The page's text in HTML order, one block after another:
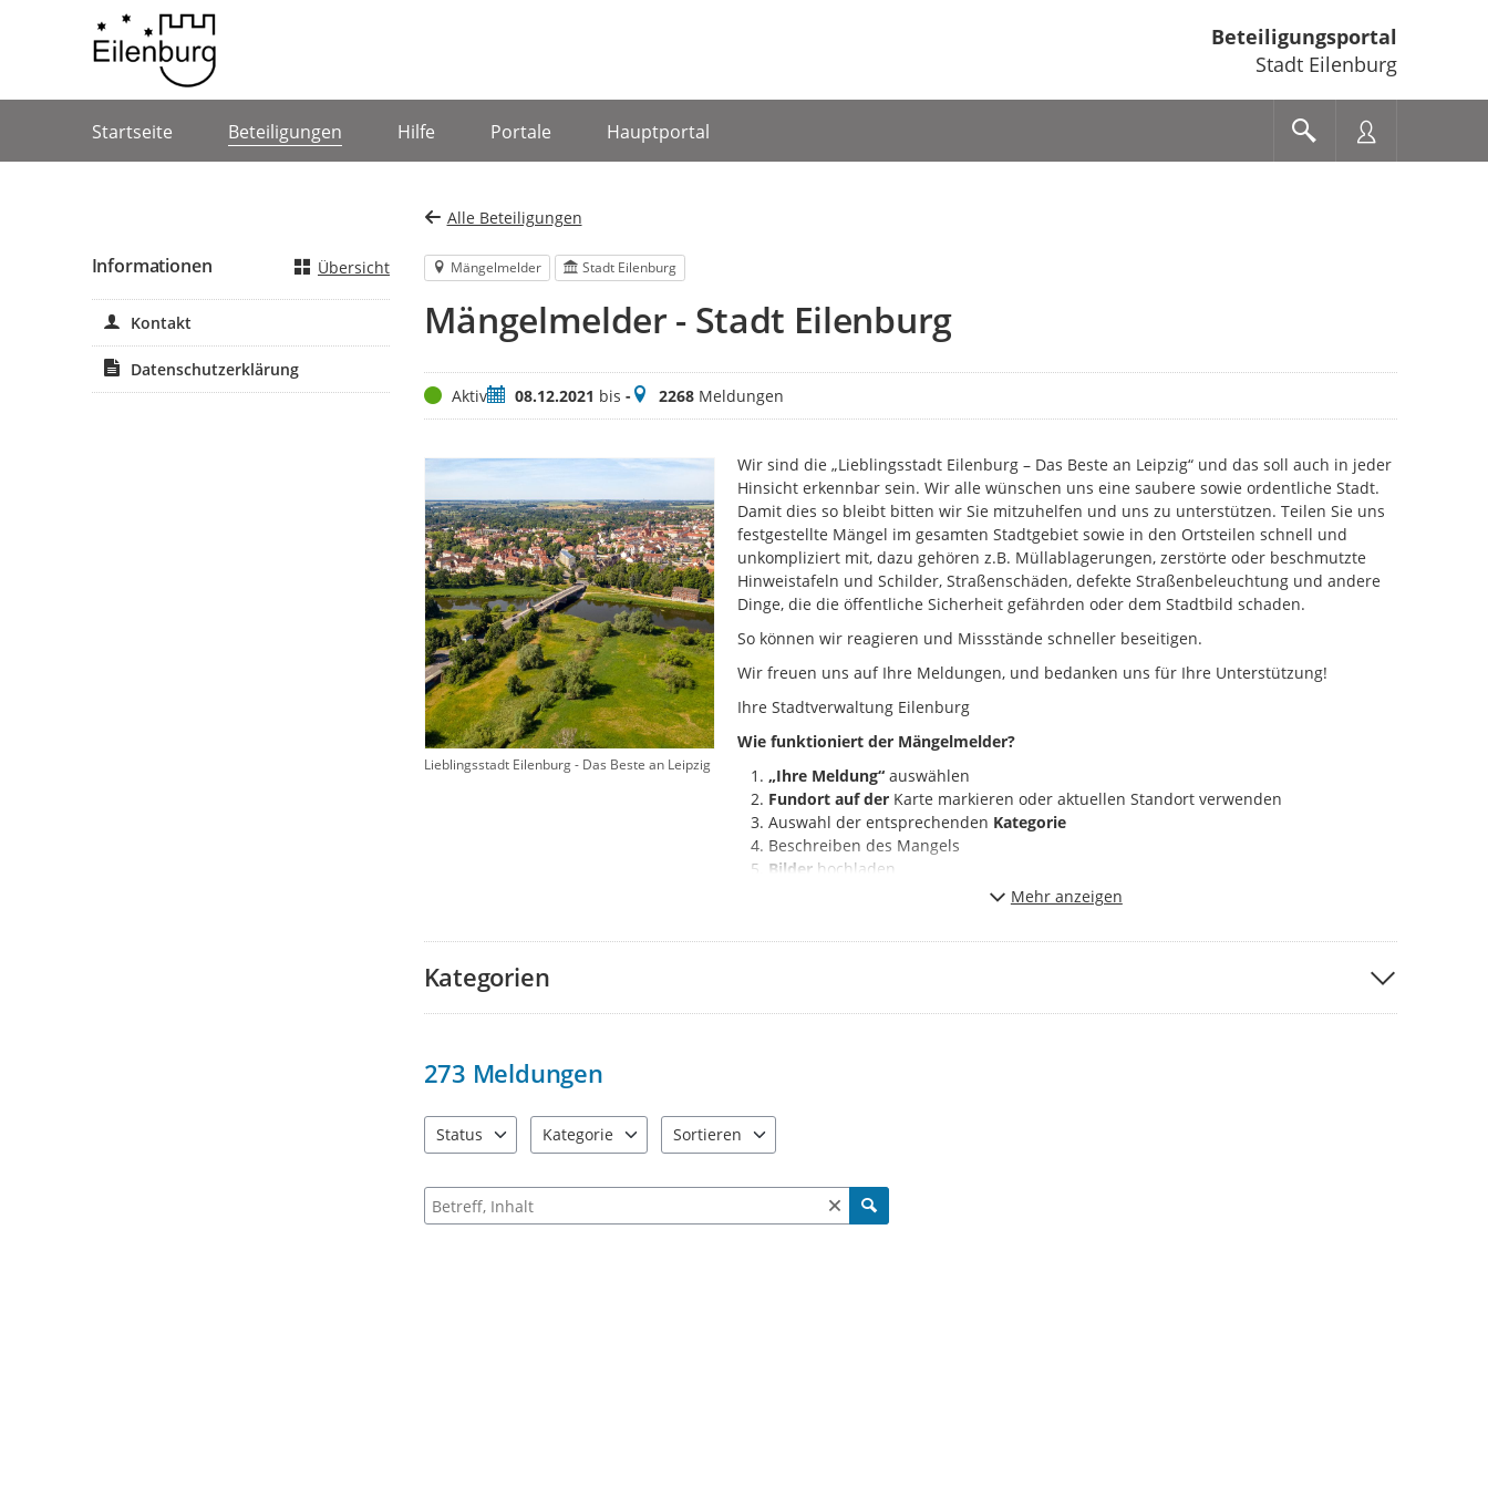
Beteiligungsportal
Stadt Eilenburg
Startseite Beteiligungen Hilfe Portale Hauptportal
Alle Beteiligungen
Mängelmelder Stadt Eilenburg
Mängelmelder - Stadt Eilenburg
StatusAktivZeitraum
08.12.2021 bis -Meldungen
2268Meldungen
Lieblingsstadt Eilenburg - Das Beste an Leipzig
Wir sind die „Lieblingsstadt Eilenburg – Das Beste an Leipzig“ und das soll auch in jeder
Hinsicht erkennbar sein. Wir alle wünschen uns eine saubere sowie ordentliche Stadt.
Damit dies so bleibt bitten wir Sie mitzuhelfen und uns zu unterstützen. Teilen Sie uns
festgestellte Mängel im gesamten Stadtgebiet sowie in den Ortsteilen schnell und
unkompliziert mit, dazu gehören z.B. Müllablagerungen, zerstörte oder beschmutzte
Hinweistafeln und Schilder, Straßenschäden, defekte Straßenbeleuchtung und andere
Dinge, die die öffentliche Sicherheit gefährden oder dem Stadtbild schaden.
So können wir reagieren und Missstände schneller beseitigen.
Wir freuen uns auf Ihre Meldungen, und bedanken uns für Ihre Unterstützung!
Ihre Stadtverwaltung Eilenburg
Wie funktioniert der Mängelmelder?
„Ihre Meldung“ auswählen
Fundort auf der Karte markieren oder aktuellen Standort verwenden
Auswahl der entsprechenden Kategorie
Beschreiben des Mangels
Bilder hochladen
Ihr Hinweis wird direkt an die verantwortliche Stelle weitergeleitet. Am angezeigten
Mehr anzeigen
Kategorien
273 Meldungen
Status
Kategorie
Sortieren
Suche nach Meldungen und Kommentaren
Informationen Übersicht
Kontakt
Datenschutzerklärung